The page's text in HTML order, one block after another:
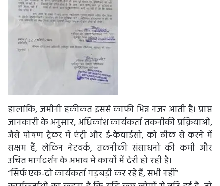
हालांकि, जमीनी हकीकत इससे काफी भिन्न नजर आती है। प्राप्त
जानकारी के अनुसार, अधिकांश कार्यकर्ता तकनीकी प्रक्रियाओं,
जैसे पोषण ट्रैकर में एंट्री और ई-केवाईसी, को ठीक से करने में
सक्षम हैं, लेकिन नेटवर्क, तकनीकी संसाधनों की कमी और
उचित मार्गदर्शन के अभाव में कार्यों में देरी हो रही है।
“सिर्फ एक-दो कार्यकर्ता गड़बड़ी कर रहे हैं, सभी नहीं”